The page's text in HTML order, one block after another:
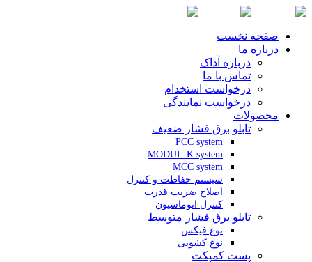
صفحه نخست
درباره ما
درباره آداک
تماس با ما
درخواست استخدام
درخواست نمایندگی
محصولات
تابلو برق فشار ضعیف
PCC system
MODUL-K system
MCC system
سیستم حفاظت و کنترل
اصلاح ضریب قدرت
کنترل اتوماسیون
تابلو برق فشار متوسط
نوع فیکس
نوع کشویی
پست کمپکت